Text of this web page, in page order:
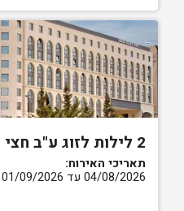
2 לילות לזוג ע"ב חצי פנסיון
תאריכי האירוח:
04/08/2026 עד 01/09/2026